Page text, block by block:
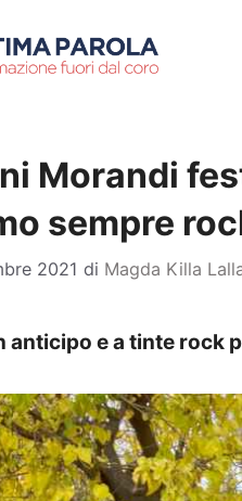
Morandi
sempre
2021 di Magda Killa
anticipo e a tinte rock